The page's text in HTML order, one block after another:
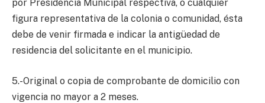
por Presidencia Municipal respectiva, o cualquier
figura representativa de la colonia o comunidad, ésta
debe de venir firmada e indicar la antigüedad de
residencia del solicitante en el municipio.
5.-Original o copia de comprobante de domicilio con
vigencia no mayor a 2 meses.